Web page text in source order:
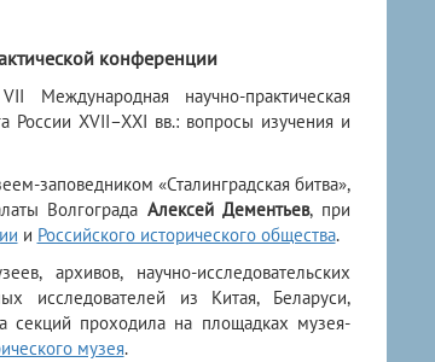
конференции
научно-практическая
России XVII–XXI вв.: вопросы изучения и
заповедником «Сталинградская битва»,
Волгограда Алексей Дементьев, при
и Российского исторического общества.
архивов, научно-исследовательских
исследователей из Китая, Беларуси,
секций проходила на площадках музея-
музея.